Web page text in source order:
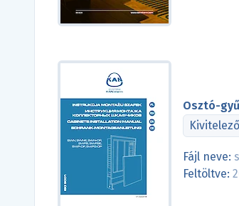
Osztó-
Fájl neve:
Feltöltve: